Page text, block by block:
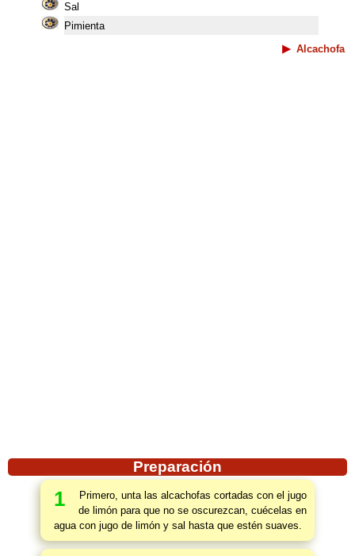
Sal
Pimienta
Alcachofa
Preparación
1
Primero, unta las alcachofas cortadas con el jugo
de limón para que no se oscurezcan, cuécelas en
agua con jugo de limón y sal hasta que estén suaves.